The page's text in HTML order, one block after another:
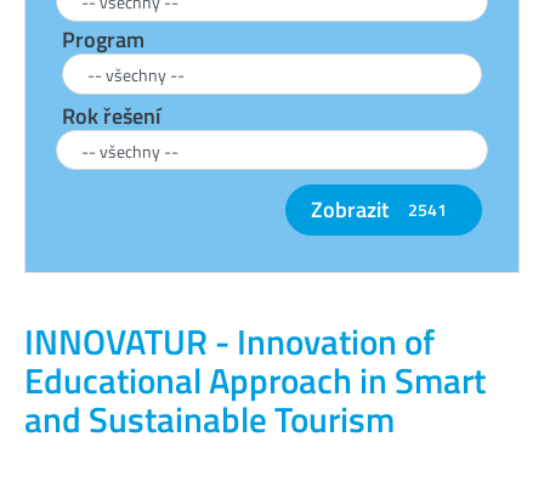
INNOVATUR - Innovation of
Educational Approach in Smart
and Sustainable Tourism
Program
Rok řešení
Zobrazit 2541